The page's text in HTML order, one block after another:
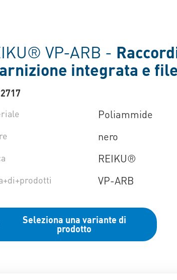
VP-ARB -
integrata e
Poliammide
nero
REIKU®
VP-ARB
Seleziona una variante di
prodotto